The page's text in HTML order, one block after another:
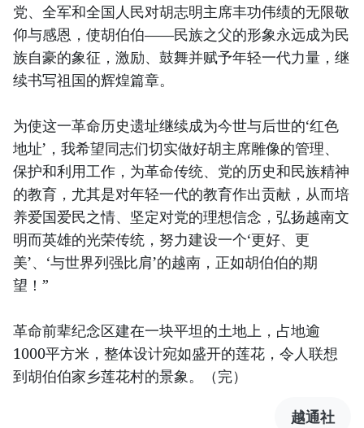
党、全军和全国人民对胡志明主席丰功伟绩的无限敬
仰与感恩，使胡伯伯——民族之父的形象永远成为民
族自豪的象征，激励、鼓舞并赋予年轻一代力量，继
续书写祖国的辉煌篇章。
为使这一革命历史遗址继续成为今世与后世的‘红色
地址’，我希望同志们切实做好胡主席雕像的管理、
保护和利用工作，为革命传统、党的历史和民族精神
的教育，尤其是对年轻一代的教育作出贡献，从而培
养爱国爱民之情、坚定对党的理想信念，弘扬越南文
明而英雄的光荣传统，努力建设一个‘更好、更
美’、‘与世界列强比肩’的越南，正如胡伯伯的期
望！”
革命前辈纪念区建在一块平坦的土地上，占地逾
1000平方米，整体设计宛如盛开的莲花，令人联想
到胡伯伯家乡莲花村的景象。（完）
越通社